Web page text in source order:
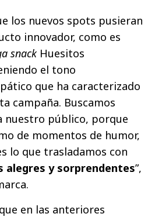
los nuevos spots pusieran
innovador, como es
snackHuesitos
el tono
que ha caracterizado
campaña. Buscamos
nuestro público, porque
de momentos de humor,
lo que trasladamos con
alegres y sorprendentes”,
en las anteriores